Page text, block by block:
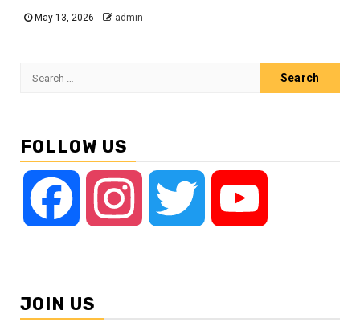
May 13, 2026 admin
Search
FOLLOW US
Facebook Instagram Twitter
JOIN US